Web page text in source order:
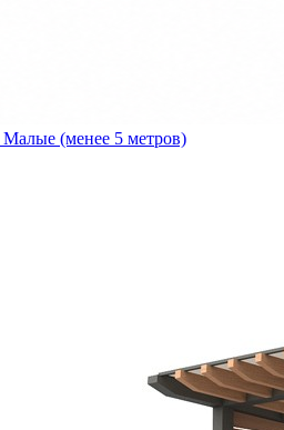
Малые (менее 5 метров)